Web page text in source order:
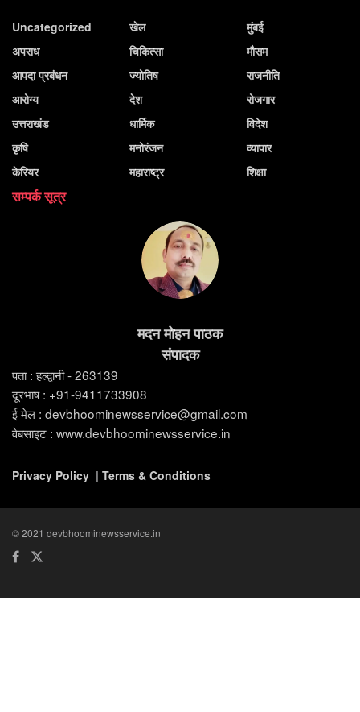
Uncategorized
अपराध
आपदा प्रबंधन
आरोग्य
उत्तराखंड
कृषि
केरियर
खेल
चिकित्सा
ज्योतिष
देश
धार्मिक
मनोरंजन
महाराष्ट्र
मुंबई
मौसम
राजनीति
रोजगार
विदेश
व्यापार
शिक्षा
सम्पर्क सूत्र
मदन मोहन पाठक
संपादक
पता : हल्द्वानी - 263139
दूरभाष : +91-9411733908
ई मेल : devbhoominewsservice@gmail.com
वेबसाइट : www.devbhoominewsservice.in
Privacy Policy | Terms & Conditions
© 2021 devbhoominewsservice.in